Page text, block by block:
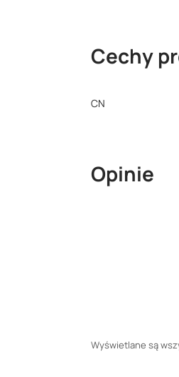
Cechy
CN
Opinie
Wyświetlane są